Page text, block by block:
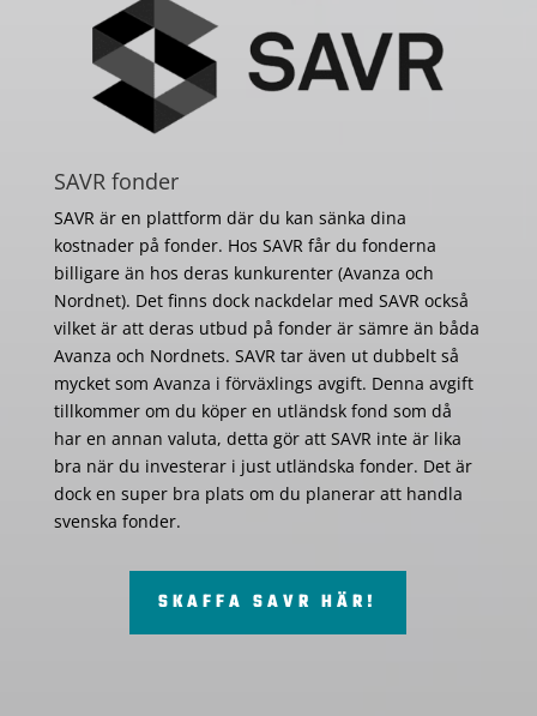
SAVR fonder
SAVR är en plattform där du kan sänka dina
kostnader på fonder. Hos SAVR får du fonderna
billigare än hos deras kunkurenter (Avanza och
Nordnet). Det finns dock nackdelar med SAVR också
vilket är att deras utbud på fonder är sämre än båda
Avanza och Nordnets. SAVR tar även ut dubbelt så
mycket som Avanza i förväxlings avgift. Denna avgift
tillkommer om du köper en utländsk fond som då
har en annan valuta, detta gör att SAVR inte är lika
bra när du investerar i just utländska fonder. Det är
dock en super bra plats om du planerar att handla
svenska fonder.
SKAFFA SAVR HÄR!